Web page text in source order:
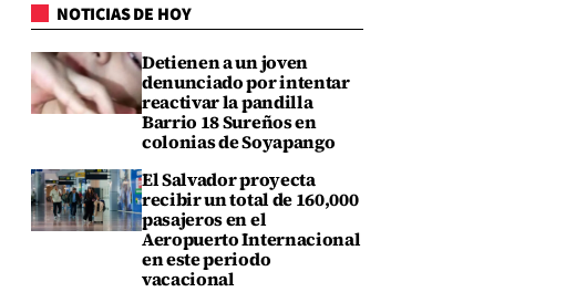
NOTICIAS DE HOY
Detienen a un joven
denunciado por intentar
reactivar la pandilla
Barrio 18 Sureños en
colonias de Soyapango
El Salvador proyecta
recibir un total de 160,000
pasajeros en el
Aeropuerto Internacional
en este periodo
vacacional